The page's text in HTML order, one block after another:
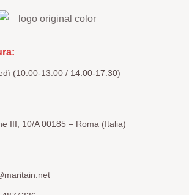
(10.00-13.00 / 14.00-17.30)
III, 10/A 00185 – Roma (Italia)